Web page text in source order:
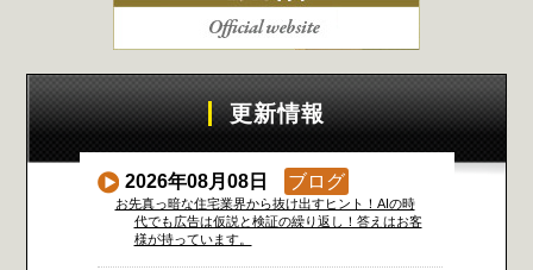
更新情報
2026年08月08日 ブログ
お先真っ暗な住宅業界から抜け出すヒント！AIの時
代でも広告は仮説と検証の繰り返し！答えはお客
様が持っています。